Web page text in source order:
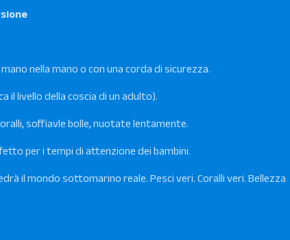
nella mano o con una corda di sicurezza.
il livello della coscia di un adulto).
soffiavle bolle, nuotate lentamente.
per i tempi di attenzione dei bambini.
il mondo sottomarino reale. Pesci veri. Coralli veri. Bellezza